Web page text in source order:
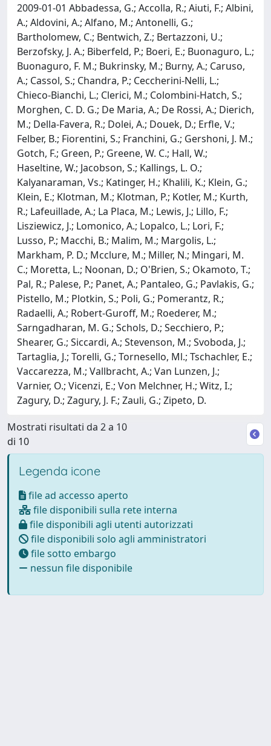
2009-01-01 Abbadessa, G.; Accolla, R.; Aiuti, F.; Albini,
A.; Aldovini, A.; Alfano, M.; Antonelli, G.;
Bartholomew, C.; Bentwich, Z.; Bertazzoni, U.;
Berzofsky, J. A.; Biberfeld, P.; Boeri, E.; Buonaguro, L.;
Buonaguro, F. M.; Bukrinsky, M.; Burny, A.; Caruso,
A.; Cassol, S.; Chandra, P.; Ceccherini-Nelli, L.;
Chieco-Bianchi, L.; Clerici, M.; Colombini-Hatch, S.;
Morghen, C. D. G.; De Maria, A.; De Rossi, A.; Dierich,
M.; Della-Favera, R.; Dolei, A.; Douek, D.; Erfle, V.;
Felber, B.; Fiorentini, S.; Franchini, G.; Gershoni, J. M.;
Gotch, F.; Green, P.; Greene, W. C.; Hall, W.;
Haseltine, W.; Jacobson, S.; Kallings, L. O.;
Kalyanaraman, Vs.; Katinger, H.; Khalili, K.; Klein, G.;
Klein, E.; Klotman, M.; Klotman, P.; Kotler, M.; Kurth,
R.; Lafeuillade, A.; La Placa, M.; Lewis, J.; Lillo, F.;
Lisziewicz, J.; Lomonico, A.; Lopalco, L.; Lori, F.;
Lusso, P.; Macchi, B.; Malim, M.; Margolis, L.;
Markham, P. D.; Mcclure, M.; Miller, N.; Mingari, M.
C.; Moretta, L.; Noonan, D.; O'Brien, S.; Okamoto, T.;
Pal, R.; Palese, P.; Panet, A.; Pantaleo, G.; Pavlakis, G.;
Pistello, M.; Plotkin, S.; Poli, G.; Pomerantz, R.;
Radaelli, A.; Robert-Guroff, M.; Roederer, M.;
Sarngadharan, M. G.; Schols, D.; Secchiero, P.;
Shearer, G.; Siccardi, A.; Stevenson, M.; Svoboda, J.;
Tartaglia, J.; Torelli, G.; Tornesello, Ml.; Tschachler, E.;
Vaccarezza, M.; Vallbracht, A.; Van Lunzen, J.;
Varnier, O.; Vicenzi, E.; Von Melchner, H.; Witz, I.;
Zagury, D.; Zagury, J. F.; Zauli, G.; Zipeto, D.
Mostrati risultati da 2 a 10
di 10
Legenda icone
file ad accesso aperto
file disponibili sulla rete interna
file disponibili agli utenti autorizzati
file disponibili solo agli amministratori
file sotto embargo
nessun file disponibile